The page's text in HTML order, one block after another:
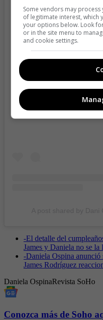
View this
-El detalle del
James y Daniela no se la
-Daniela Ospina anunció
James Rodríguez
Daniela OspinaRevista SoHo
Conozca más de Soho
Some vendors may
of legitimate interest, which
your options below. Look
or in the site menu to
and cookie settings.